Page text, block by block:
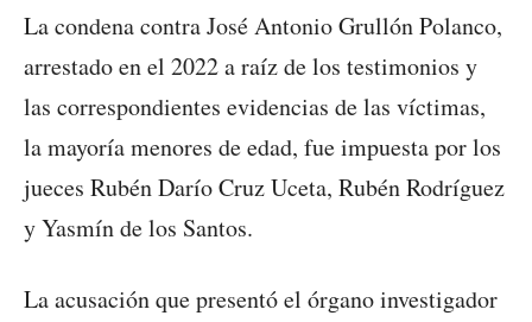
La condena contra José Antonio Grullón Polanco,
arrestado en el 2022 a raíz de los testimonios y
las correspondientes evidencias de las víctimas,
la mayoría menores de edad, fue impuesta por los
jueces Rubén Darío Cruz Uceta, Rubén Rodríguez
y Yasmín de los Santos.
La acusación que presentó el órgano investigador